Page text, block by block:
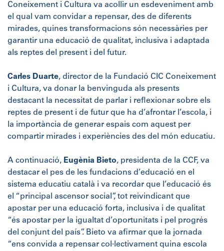
Coneixement i Cultura va acollir un esdeveniment amb
el qual vam convidar a repensar, des de diferents
mirades, quines transformacions són necessàries per
garantir una educació de qualitat, inclusiva i adaptada
als reptes del present i del futur.
Carles Duarte, director de la Fundació CIC Coneixement
i Cultura, va donar la benvinguda als presents
destacant la necessitat de parlar i reflexionar sobre els
reptes de present i de futur que ha d’afrontar l’escola, i
la importància de generar espais com aquest per
compartir mirades i experiències des del món educatiu.
A continuació, Eugènia Bieto, presidenta de la CCF, va
destacar el pes de les fundacions d’educació en el
sistema educatiu català i va recordar que l’educació és
el “principal ascensor social”, tot reivindicant que
apostar per una educació forta, inclusiva i de qualitat
“és apostar per la igualtat d’oportunitats i pel progrés
del conjunt del país”. Bieto va afirmar que la jornada
“ens convida a repensar col·lectivament quina escola